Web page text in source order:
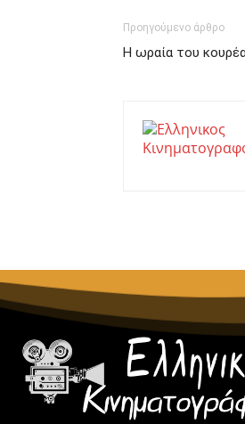
Προηγούμενο άρθρο
Η ωραία του